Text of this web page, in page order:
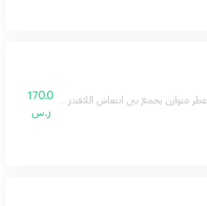
عطر متوازن يجمع بين انتعاش اللافندر ودفء الهيل مع
170.0
ر.س